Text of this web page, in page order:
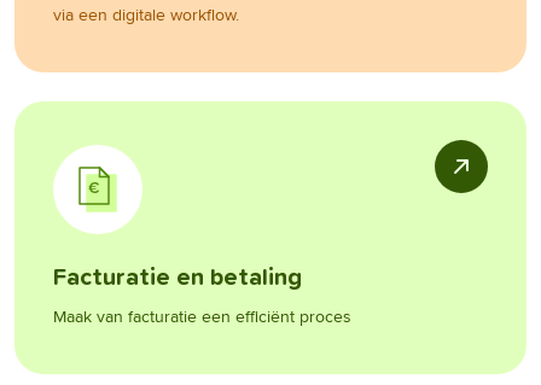
via een digitale workflow.
Facturatie en betaling
Maak van facturatie een efficiënt proces